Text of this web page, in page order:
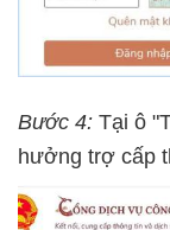
Bước 4: Tại ô
hưởng trợ cấp